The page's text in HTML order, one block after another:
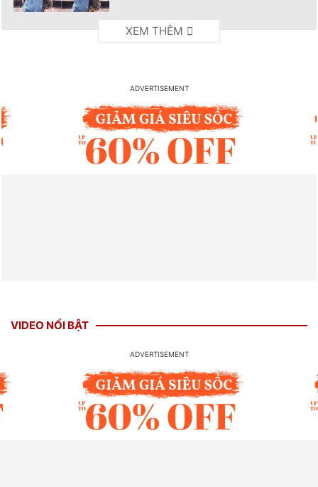
VIDEO NỔI BẬT